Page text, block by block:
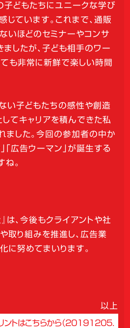
子どもたちにユニークな学び
じています。これまで、通販
いほどのセミナーやコンサ
ましたが、子ども相手のワー
ても非常に新鮮で楽しい時間
い子どもたちの感性や創造
してキャリアを積んできた私
ました。今回の参加者の中か
「広告ウーマン」が誕生する
ね。
は、今後もクライアントや社
取り組みを推進し、広告業
に努めてまいります。
以上
ントはこちらから（20191205.